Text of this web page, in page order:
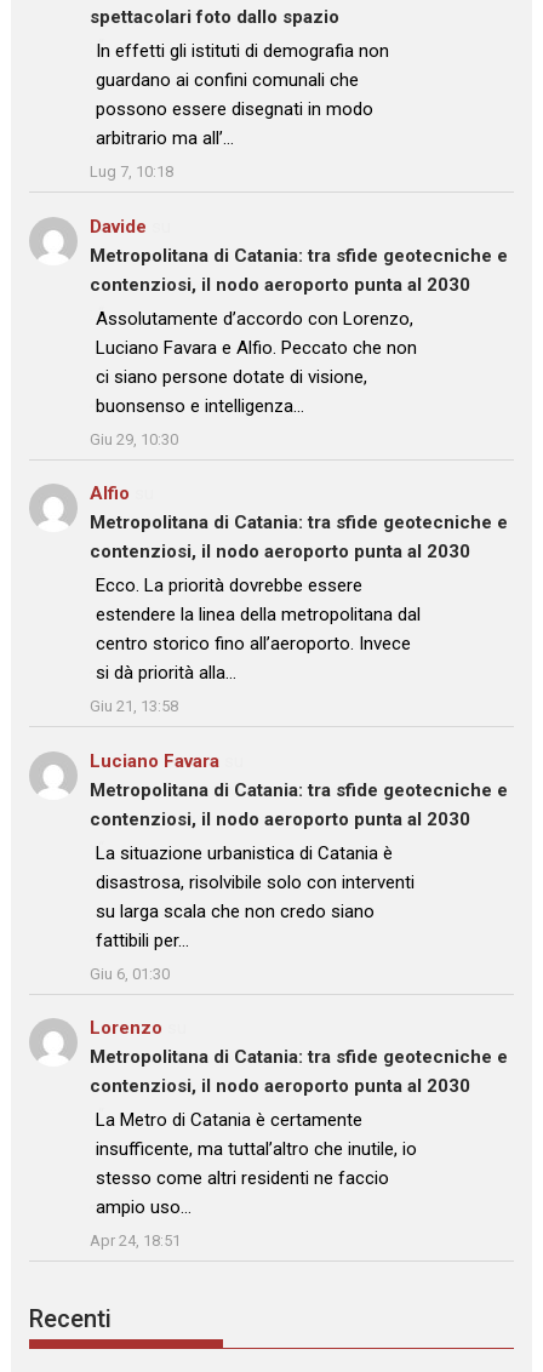
spettacolari foto dallo spazio
: “In effetti gli istituti di demografia non
guardano ai confini comunali che
possono essere disegnati in modo
arbitrario ma all’…
”
Lug 7, 10:18
Davide
Metropolitana di Catania: tra sfide geotecniche e
contenziosi, il nodo aeroporto punta al 2030
: “
Assolutamente d’accordo con Lorenzo,
Luciano Favara e Alfio. Peccato che non
ci siano persone dotate di visione,
buonsenso e intelligenza…
”
Giu 29, 10:30
Alfio
Metropolitana di Catania: tra sfide geotecniche e
contenziosi, il nodo aeroporto punta al 2030
: “Ecco. La priorità dovrebbe essere
estendere la linea della metropolitana dal
centro storico fino all’aeroporto. Invece
si dà priorità alla…
”
Giu 21, 13:58
Luciano Favara
Metropolitana di Catania: tra sfide geotecniche e
contenziosi, il nodo aeroporto punta al 2030
: “La situazione urbanistica di Catania è
disastrosa, risolvibile solo con interventi
su larga scala che non credo siano
fattibili per…
”
Giu 6, 01:30
Lorenzo
Metropolitana di Catania: tra sfide geotecniche e
contenziosi, il nodo aeroporto punta al 2030
: “La Metro di Catania è certamente
insufficente, ma tuttal’altro che inutile, io
stesso come altri residenti ne faccio
ampio uso…
”
Apr 24, 18:51
Recenti